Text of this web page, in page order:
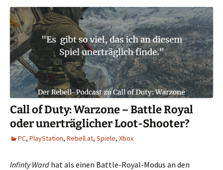
Call of Duty: Warzone – Battle Royal
oder unerträglicher Loot-Shooter?
PC, PlayStation, Rebell.at, Spiele, Xbox
Infinty Ward hat als einen Battle-Royal-Modus an den